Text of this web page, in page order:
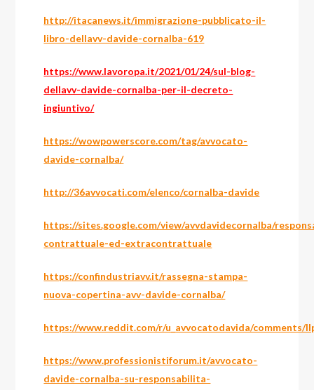
http://itacanews.it/immigrazione-pubblicato-il-
libro-dellavv-davide-cornalba-619
https://www.lavoropa.it/2021/01/24/sul-blog-
dellavv-davide-cornalba-per-il-decreto-
ingiuntivo/
https://wowpowerscore.com/tag/avvocato-
davide-cornalba/
http://36avvocati.com/elenco/cornalba-davide
https://sites.google.com/view/avvdavidecornalba/
contrattuale-ed-extracontrattuale
https://confindustriavv.it/rassegna-stampa-
nuova-copertina-avv-davide-cornalba/
https://www.reddit.com/r/u_avvocatodavida/comments/
https://www.professionistiforum.it/avvocato-
davide-cornalba-su-responsabilita-